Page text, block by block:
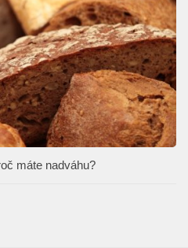
máte nadváhu?